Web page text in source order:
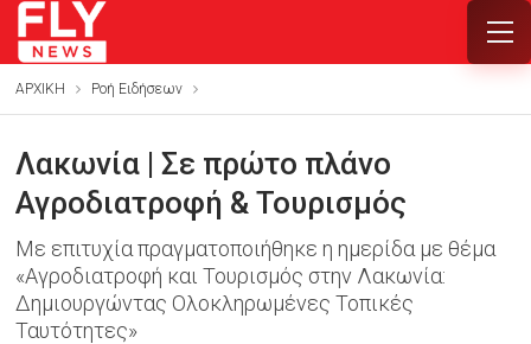
ΑΡΧΙΚΗ Ροή Ειδήσεων
Λακωνία | Σε πρώτο πλάνο
Αγροδιατροφή & Τουρισμός
Με επιτυχία πραγματοποιήθηκε η ημερίδα με θέμα
«Αγροδιατροφή και Τουρισμός στην Λακωνία:
Δημιουργώντας Ολοκληρωμένες Τοπικές
Ταυτότητες»